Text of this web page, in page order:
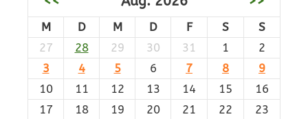
M D M D F S
S
27
28 29 30 31 1
2
3
4 5 6 7 8
9
10
11 12 13 14 15
16
17
18 19 20 21 22
23